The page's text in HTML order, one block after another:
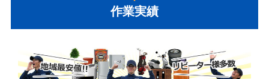
作業実績